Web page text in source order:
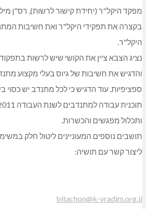
מפקד היקל"ר (יחידת קישור לרשות), רס"ן
בקצרה את תפקידי היקל"ר ואת חשיבות
היקל"ר.
נציג הצבא ציין את הקושי שיש לרשות
והדגיש את חשיבות של גיוס בעלי מקצוע
ספציפיות. עוד הדגיש כי לכל מתנדב יש כסוי
ותכלול מפגשים והכשרות.
תושבים נוספים המעוניינים ליטול חלק
ליצור קשר עם תושיה:
bitachon@k-vradim.org.il